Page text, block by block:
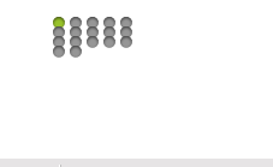
1 2 3 4 5
6 7 8 9 10
11 12